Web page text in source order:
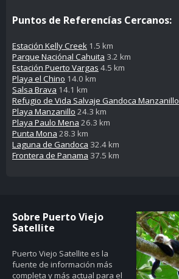
Puntos de Referencías Cercanos:
Estación Kelly Creek 1.5 km
Parque Naciónal Cahuita 3.2 km
Estación Puerto Vargas 4.5 km
Playa el Chino 14.0 km
Salsa Brava 14.1 km
Refugio de Vida Salvaje Gandoca Manzanillo
Playa Manzanillo 24.3 km
Playa Paulo Mena 26.3 km
Punta Mona 28.3 km
Laguna de Gandoca 32.4 km
Frontera de Panama 37.5 km
Sobre Puerto Viejo
Satellite
Puerto Viejo Satellite es la
fuente de información más
completa y más actual para el